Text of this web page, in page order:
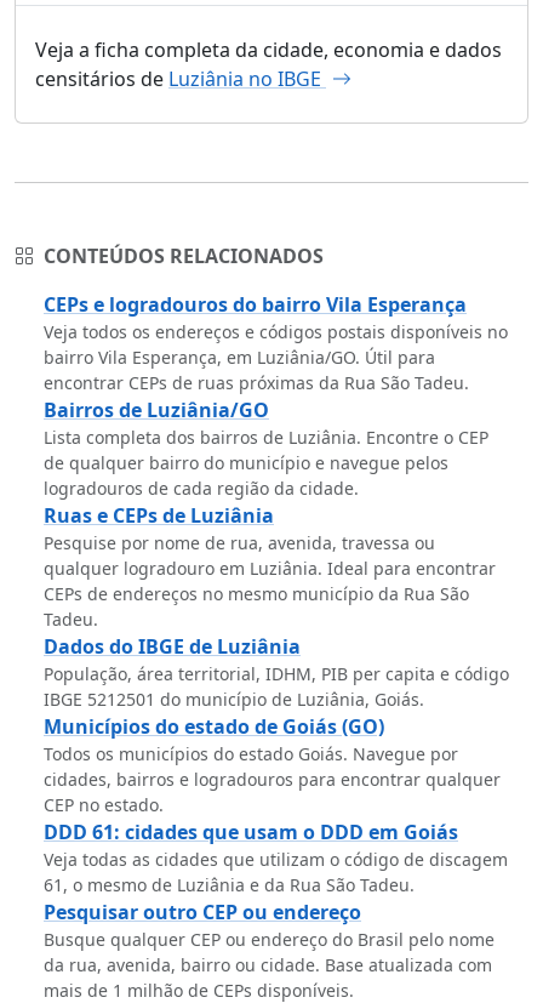
Veja a ficha completa da cidade, economia e dados
censitários de Luziânia no IBGE
CONTEÚDOS RELACIONADOS
CEPs e logradouros do bairro Vila Esperança
Veja todos os endereços e códigos postais disponíveis no
bairro Vila Esperança, em Luziânia/GO. Útil para
encontrar CEPs de ruas próximas da Rua São Tadeu.
Bairros de Luziânia/GO
Lista completa dos bairros de Luziânia. Encontre o CEP
de qualquer bairro do município e navegue pelos
logradouros de cada região da cidade.
Ruas e CEPs de Luziânia
Pesquise por nome de rua, avenida, travessa ou
qualquer logradouro em Luziânia. Ideal para encontrar
CEPs de endereços no mesmo município da Rua São
Tadeu.
Dados do IBGE de Luziânia
População, área territorial, IDHM, PIB per capita e código
IBGE 5212501 do município de Luziânia, Goiás.
Municípios do estado de Goiás (GO)
Todos os municípios do estado Goiás. Navegue por
cidades, bairros e logradouros para encontrar qualquer
CEP no estado.
DDD 61: cidades que usam o DDD em Goiás
Veja todas as cidades que utilizam o código de discagem
61, o mesmo de Luziânia e da Rua São Tadeu.
Pesquisar outro CEP ou endereço
Busque qualquer CEP ou endereço do Brasil pelo nome
da rua, avenida, bairro ou cidade. Base atualizada com
mais de 1 milhão de CEPs disponíveis.